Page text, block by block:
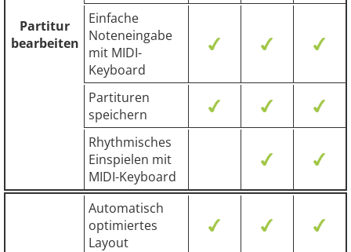
Partitur
bearbeiten
Einfache
Noteneingabe
mit MIDI-
Keyboard
Partituren
speichern
Rhythmisches
Einspielen mit
MIDI-Keyboard
Automatisch
optimiertes
Layout